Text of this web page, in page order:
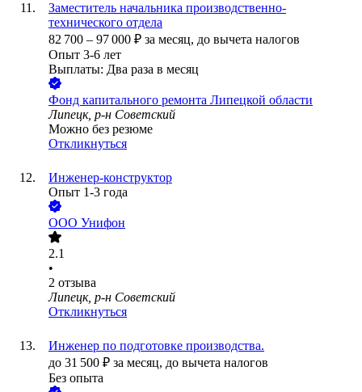
Заместитель начальника производственно-
технического отдела
82 700 – 97 000 ₽ за месяц, до вычета налогов
Опыт 3-6 лет
Выплаты: Два раза в месяц
Фонд капитального ремонта Липецкой области
Липецк, р-н Советский
Можно без резюме
Откликнуться
Инженер-конструктор
Опыт 1-3 года
ООО Унифон
2.1
•
2 отзыва
Липецк, р-н Советский
Откликнуться
Инженер по подготовке производства.
до 31 500 ₽ за месяц, до вычета налогов
Без опыта